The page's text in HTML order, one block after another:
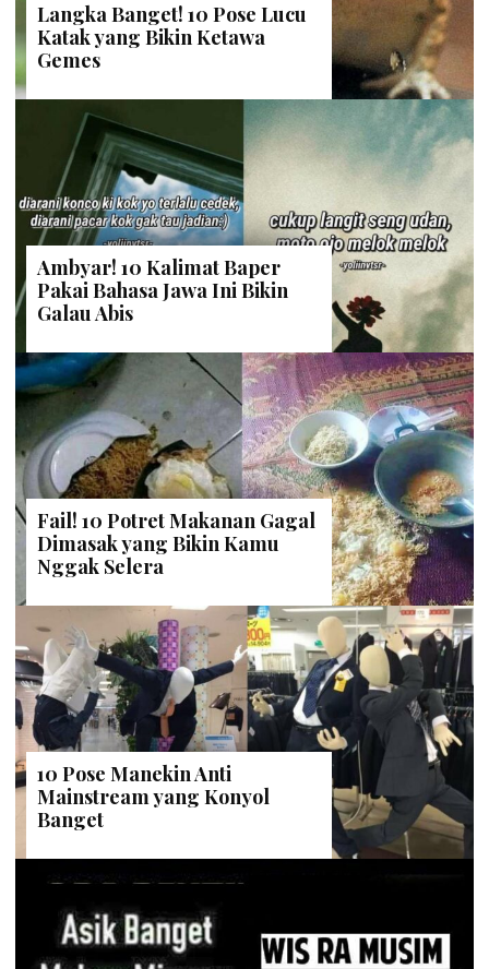
Langka Banget! 10 Pose Lucu
Katak yang Bikin Ketawa
Gemes
Ambyar! 10 Kalimat Baper
Pakai Bahasa Jawa Ini Bikin
Galau Abis
Fail! 10 Potret Makanan Gagal
Dimasak yang Bikin Kamu
Nggak Selera
10 Pose Manekin Anti
Mainstream yang Konyol
Banget